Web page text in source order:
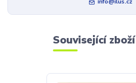
Související zboží